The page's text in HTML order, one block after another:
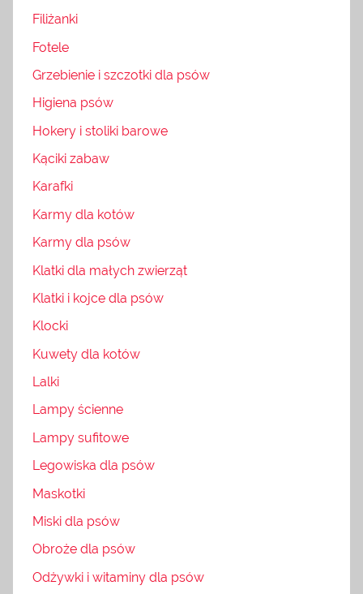
Filiżanki
Fotele
Grzebienie i szczotki dla psów
Higiena psów
Hokery i stoliki barowe
Kąciki zabaw
Karafki
Karmy dla kotów
Karmy dla psów
Klatki dla małych zwierząt
Klatki i kojce dla psów
Klocki
Kuwety dla kotów
Lalki
Lampy ścienne
Lampy sufitowe
Legowiska dla psów
Maskotki
Miski dla psów
Obroże dla psów
Odżywki i witaminy dla psów